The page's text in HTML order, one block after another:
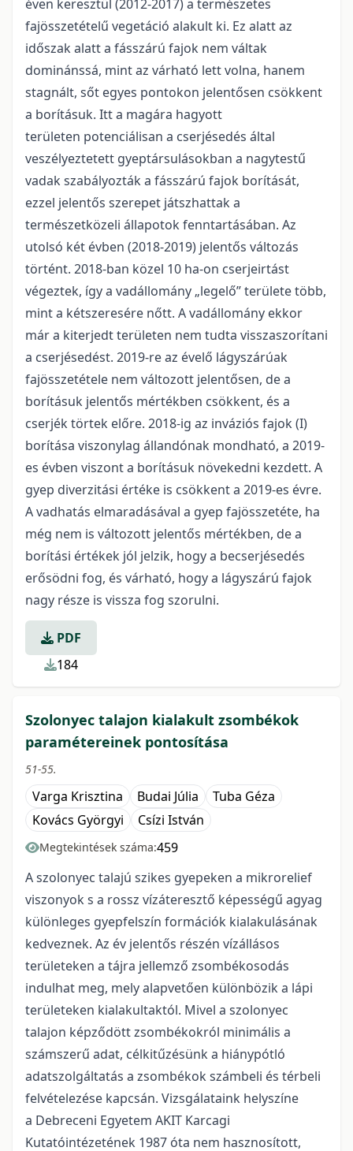
éven keresztül (2012-2017) a természetes
fajösszetételű vegetáció alakult ki. Ez alatt az
időszak alatt a fásszárú fajok nem váltak
dominánssá, mint az várható lett volna, hanem
stagnált, sőt egyes pontokon jelentősen csökkent
a borításuk. Itt a magára hagyott
területen potenciálisan a cserjésedés által
veszélyeztetett gyeptársulásokban a nagytestű
vadak szabályozták a fásszárú fajok borítását,
ezzel jelentős szerepet játszhattak a
természetközeli állapotok fenntartásában. Az
utolsó két évben (2018-2019) jelentős változás
történt. 2018-ban közel 10 ha-on cserjeirtást
végeztek, így a vadállomány „legelő” területe több,
mint a kétszeresére nőtt. A vadállomány ekkor
már a kiterjedt területen nem tudta visszaszorítani
a cserjésedést. 2019-re az évelő lágyszárúak
fajösszetétele nem változott jelentősen, de a
borításuk jelentős mértékben csökkent, és a
cserjék törtek előre. 2018-ig az inváziós fajok (I)
borítása viszonylag állandónak mondható, a 2019-
es évben viszont a borításuk növekedni kezdett. A
gyep diverzitási értéke is csökkent a 2019-es évre.
A vadhatás elmaradásával a gyep fajösszetéte, ha
még nem is változott jelentős mértékben, de a
borítási értékek jól jelzik, hogy a becserjésedés
erősödni fog, és várható, hogy a lágyszárú fajok
nagy része is vissza fog szorulni.
PDF
184
Szolonyec talajon kialakult zsombékok
paramétereinek pontosítása
51-55.
Varga Krisztina Budai Júlia
Tuba Géza
Kovács Györgyi
Csízi István
Megtekintések száma:459
A szolonyec talajú szikes gyepeken a mikrorelief
viszonyok s a rossz vízáteresztő képességű agyag
különleges gyepfelszín formációk kialakulásának
kedveznek. Az év jelentős részén vízállásos
területeken a tájra jellemző zsombékosodás
indulhat meg, mely alapvetően különbözik a lápi
területeken kialakultaktól. Mivel a szolonyec
talajon képződött zsombékokról minimális a
számszerű adat, célkitűzésünk a hiánypótló
adatszolgáltatás a zsombékok számbeli és térbeli
felvételezése kapcsán. Vizsgálataink helyszíne
a Debreceni Egyetem AKIT Karcagi
Kutatóintézetének 1987 óta nem hasznosított,